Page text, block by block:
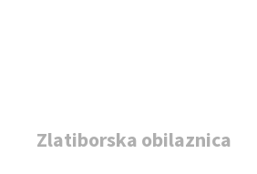
Zlatiborska obilaznica